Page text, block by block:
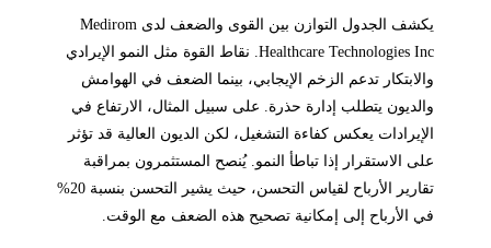
يكشف الجدول التوازن بين القوى والضعف لدى Medirom
Healthcare Technologies Inc. نقاط القوة مثل النمو الإيرادي
والابتكار تدعم الزخم الإيجابي، بينما الضعف في الهوامش
والديون يتطلب إدارة حذرة. على سبيل المثال، الارتفاع في
الإيرادات يعكس كفاءة التشغيل، لكن الديون العالية قد تؤثر
على الاستقرار إذا تباطأ النمو. يُنصح المستثمرون بمراقبة
تقارير الأرباح لقياس التحسن، حيث يشير التحسن بنسبة 20%
في الأرباح إلى إمكانية تصحيح هذه الضعف مع الوقت.